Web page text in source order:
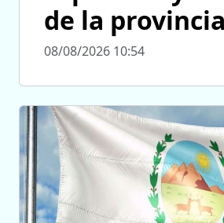
de la provincia
08/08/2026 10:54